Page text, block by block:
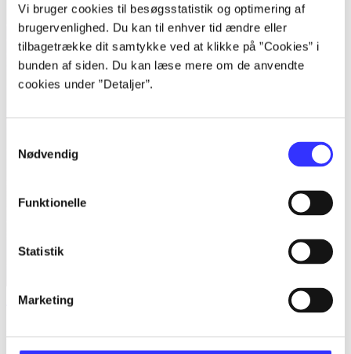
Vi bruger cookies til besøgsstatistik og optimering af
brugervenlighed. Du kan til enhver tid ændre eller
tilbagetrække dit samtykke ved at klikke på ”Cookies” i
bunden af siden. Du kan læse mere om de anvendte
cookies under ”Detaljer”.
Nødvendig
Funktionelle
Statistik
Marketing
The knight and the moth